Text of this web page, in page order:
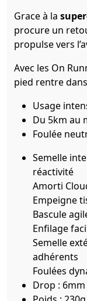
Grace à la
procure un
propulse vers
Avec les On
pied rentre
Usage
Du 5km au
Foulée
Semelle
réactivité
Amorti
Empeigne
Bascule
Enfilage
Semelle
adhérents
Foulées
Drop : 6mm